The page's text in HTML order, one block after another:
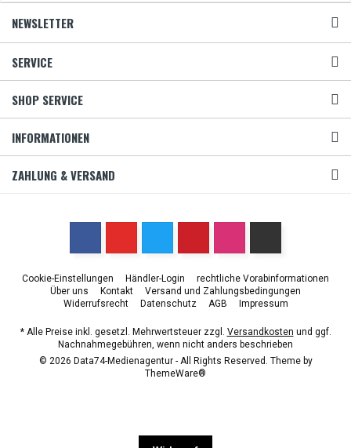
NEWSLETTER
SERVICE
SHOP SERVICE
INFORMATIONEN
ZAHLUNG & VERSAND
Cookie-Einstellungen Händler-Login
rechtliche Vorabinformationen
Über uns
Kontakt
Versand und Zahlungsbedingungen
Widerrufsrecht
Datenschutz AGB Impressum
* Alle Preise inkl. gesetzl. Mehrwertsteuer zzgl. Versandkosten und ggf.
Nachnahmegebühren, wenn nicht anders beschrieben
© 2026 Data74-Medienagentur - All Rights Reserved. Theme by
ThemeWare®